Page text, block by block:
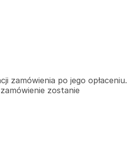
zamówienia po jego opłaceniu.
zostanie